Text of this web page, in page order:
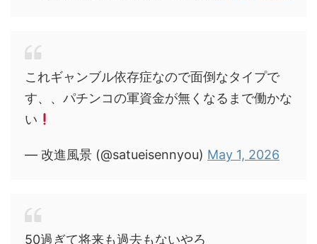
これギャンブル依存症なので面倒なタイプで
す、、パチンコの軍資金が無くなるまで働かな
い
— 改進風景 (@satueisennyou) May 1, 2026
50過ぎて将来も過去もないやろ